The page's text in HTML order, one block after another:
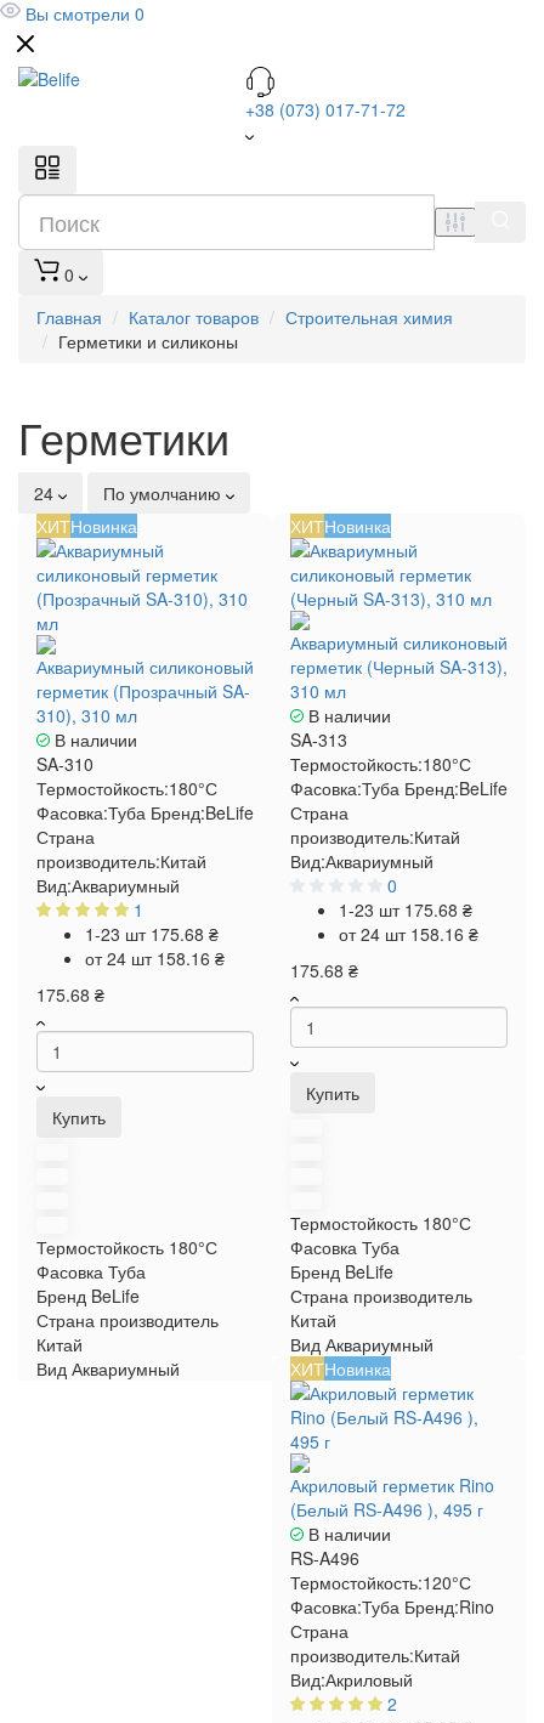
Вы смотрели 0
+38 (073) 017-71-72
0
Главная
Каталог товаров
Строительная химия
Герметики и силиконы
Герметики
24
По умолчанию
ХИТНовинка
Аквариумный силиконовый
герметик (Прозрачный SA-
310), 310 мл
В наличии
SA-310
Термостойкость:180°С
Фасовка:Туба Бренд:BeLife
Страна
производитель:Китай
Вид:Аквариумный
1
1-23 шт 175.68 ₴
от 24 шт 158.16 ₴
175.68 ₴
Купить
Термостойкость 180°С
Фасовка Туба
Бренд BeLife
Страна производитель
Китай
Вид Аквариумный
ХИТНовинка
Аквариумный силиконовый
герметик (Черный SA-313),
310 мл
В наличии
SA-313
Термостойкость:180°С
Фасовка:Туба Бренд:BeLife
Страна
производитель:Китай
Вид:Аквариумный
0
1-23 шт 175.68 ₴
от 24 шт 158.16 ₴
175.68 ₴
Купить
Термостойкость 180°С
Фасовка Туба
Бренд BeLife
Страна производитель
Китай
Вид Аквариумный
ХИТНовинка
Акриловый герметик Rino
(Белый RS-A496 ), 495 г
В наличии
RS-A496
Термостойкость:120°С
Фасовка:Туба Бренд:Rino
Страна
производитель:Китай
Вид:Акриловый
2